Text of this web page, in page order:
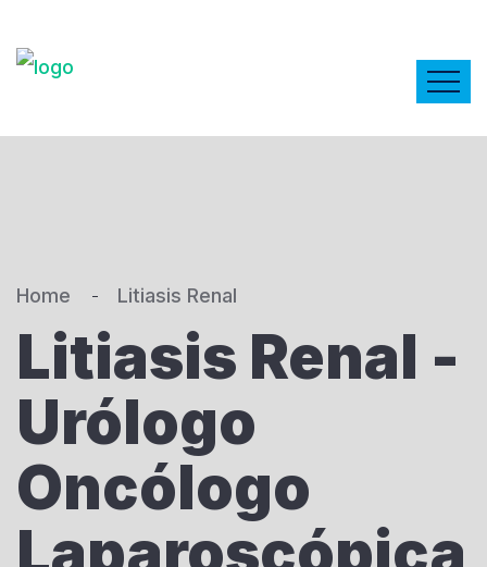
Home Litiasis Renal
Litiasis Renal -
Urólogo
Oncólogo